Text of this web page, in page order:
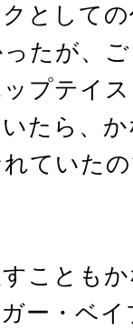
として
たが、
プテイ
たら、
ていた
ことも
ー・ベ